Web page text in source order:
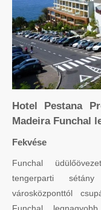
Hotel Pestana
Madeira Funchal
Fekvése
Funchal
tengerparti
városközponttól